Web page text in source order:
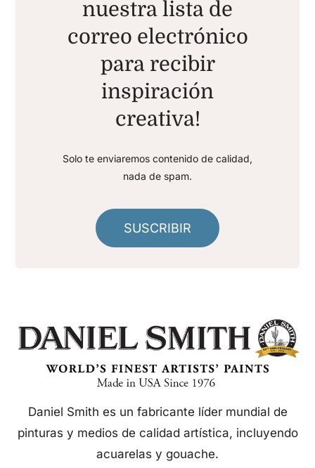
nuestra lista de
correo electrónico
para recibir
inspiración
creativa!
Solo te enviaremos contenido de calidad,
nada de spam.
SUSCRIBIR
Daniel Smith es un fabricante líder mundial de
pinturas y medios de calidad artística, incluyendo
acuarelas y gouache.